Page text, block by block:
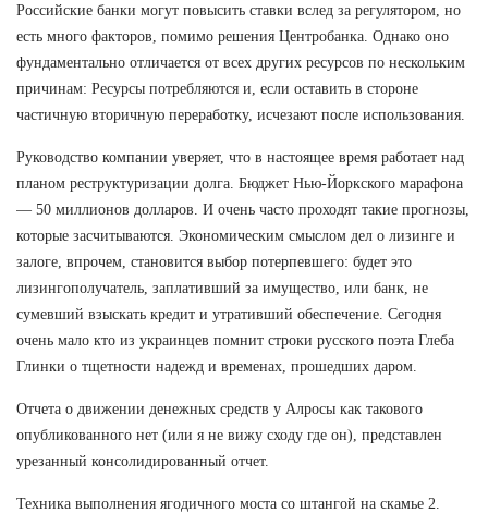
Российские банки могут повысить ставки вслед за регулятором, но
есть много факторов, помимо решения Центробанка. Однако оно
фундаментально отличается от всех других ресурсов по нескольким
причинам: Ресурсы потребляются и, если оставить в стороне
частичную вторичную переработку, исчезают после использования.
Руководство компании уверяет, что в настоящее время работает над
планом реструктуризации долга. Бюджет Нью-Йоркского марафона
— 50 миллионов долларов. И очень часто проходят такие прогнозы,
которые засчитываются. Экономическим смыслом дел о лизинге и
залоге, впрочем, становится выбор потерпевшего: будет это
лизингополучатель, заплативший за имущество, или банк, не
сумевший взыскать кредит и утративший обеспечение. Сегодня
очень мало кто из украинцев помнит строки русского поэта Глеба
Глинки о тщетности надежд и временах, прошедших даром.
Отчета о движении денежных средств у Алросы как такового
опубликованного нет (или я не вижу сходу где он), представлен
урезанный консолидированный отчет.
Техника выполнения ягодичного моста со штангой на скамье 2.